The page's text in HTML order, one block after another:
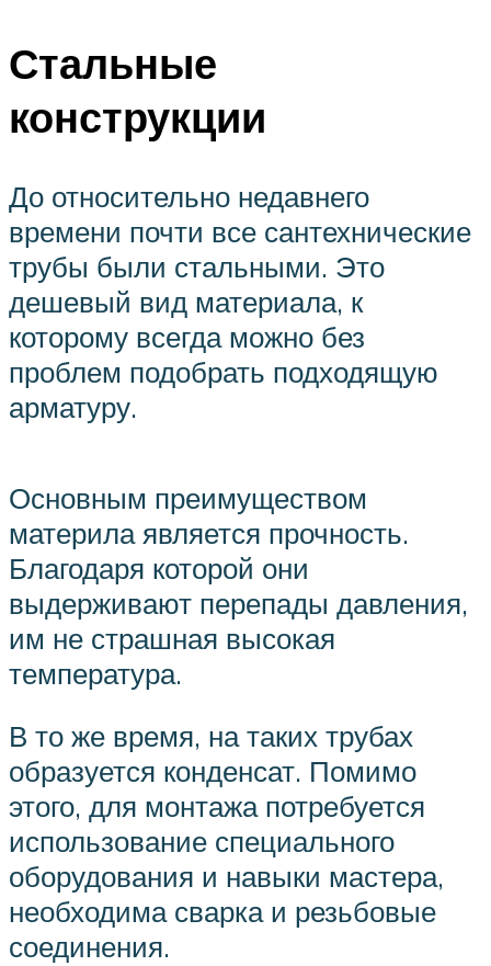
Стальные
конструкции
До относительно недавнего
времени почти все сантехнические
трубы были стальными. Это
дешевый вид материала, к
которому всегда можно без
проблем подобрать подходящую
арматуру.
Основным преимуществом
материла является прочность.
Благодаря которой они
выдерживают перепады давления,
им не страшная высокая
температура.
В то же время, на таких трубах
образуется конденсат. Помимо
этого, для монтажа потребуется
использование специального
оборудования и навыки мастера,
необходима сварка и резьбовые
соединения.